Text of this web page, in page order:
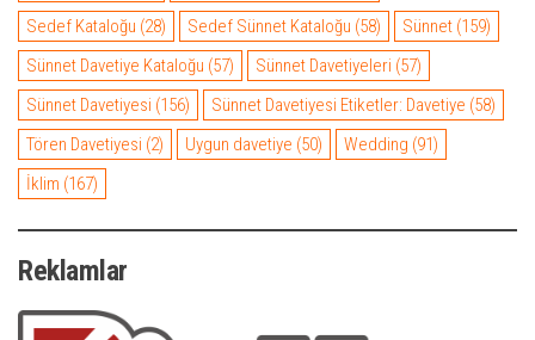
Sedef Kataloğu (28) Sedef Sünnet Kataloğu (58) Sünnet (159)
Sünnet Davetiye Kataloğu (57) Sünnet Davetiyeleri (57)
Sünnet Davetiyesi (156) Sünnet Davetiyesi Etiketler: Davetiye (58)
Tören Davetiyesi (2) Uygun davetiye (50) Wedding (91)
İklim (167)
Reklamlar